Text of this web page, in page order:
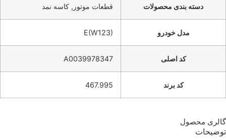
دسته بندی محصولات قطعات موتور, کاسه نمد
مدل خودرو E(W123)
کد اصلی A0039978347
کد برند 467.995
گالری محصول
توضیحات